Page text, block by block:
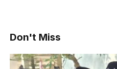
Don't Miss